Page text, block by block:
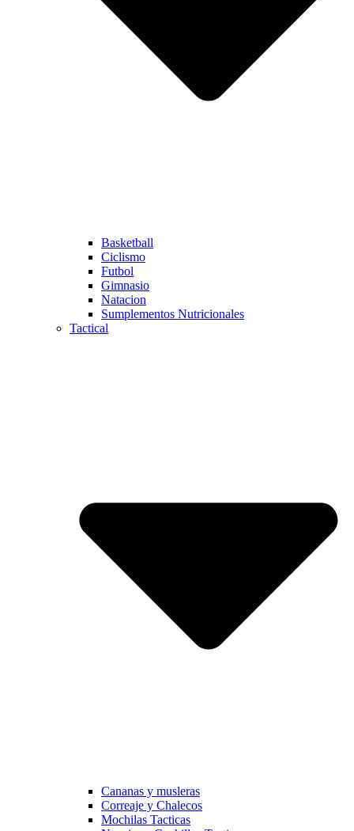
Basketball
Ciclismo
Futbol
Gimnasio
Natacion
Sumplementos Nutricionales
Tactical
Cananas y musleras
Correaje y Chalecos
Mochilas Tacticas